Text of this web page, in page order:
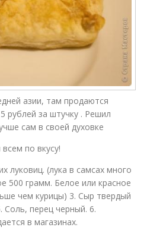
азии, там продаются
рублей за штучку . Решил
сам в своей духовке
по вкусу!
луковиц. (лука в самсах много
500 грамм. Белое или красное
чем курицы) 3. Сыр твердый
перец черный. 6.
в магазинах.